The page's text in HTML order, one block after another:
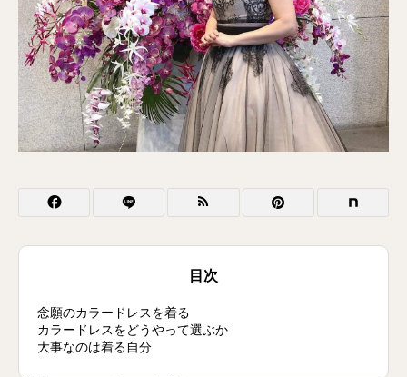
目次
念願のカラードレスを着る
カラードレスをどうやって選ぶか
大事なのは着る自分